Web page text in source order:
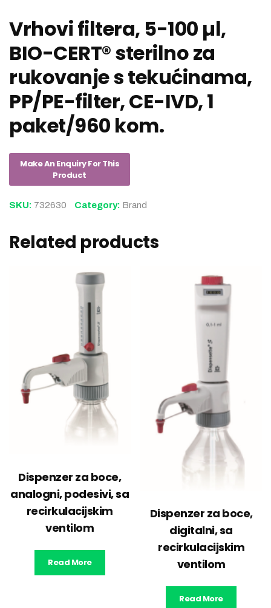
Vrhovi filtera, 5-100 µl,
BIO-CERT® sterilno za
rukovanje s tekućinama,
PP/PE-filter, CE-IVD, 1
paket/960 kom.
SKU: 732630 Category: Brand
Related products
Dispenzer za boce,
analogni, podesivi, sa
recirkulacijskim
ventilom
Read More
Dispenzer za boce,
digitalni, sa
recirkulacijskim
ventilom
Read More